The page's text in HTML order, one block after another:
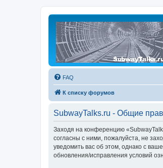
FAQ
К списку форумов
SubwayTalks.ru - Общие
Заходя на конференцию
согласны с ними, пожалуйста, не
уведомить вас об этом, однако с
обновления/исправления условий